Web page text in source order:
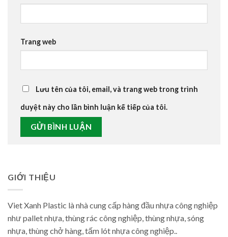
Trang web
Lưu tên của tôi, email, và trang web trong trình
duyệt này cho lần bình luận kế tiếp của tôi.
GIỚI THIỆU
Viet Xanh Plastic là nhà cung cấp hàng đầu nhựa công nghiệp
như pallet nhựa, thùng rác công nghiệp, thùng nhựa, sóng
nhựa, thùng chở hàng, tấm lót nhựa công nghiệp..